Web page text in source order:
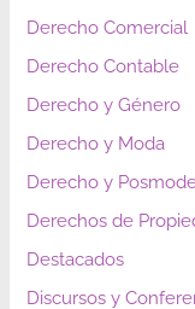
Derecho Comercial
Derecho Contable
Derecho y Género
Derecho y Moda
Derecho y
Derechos de
Destacados
Discursos y